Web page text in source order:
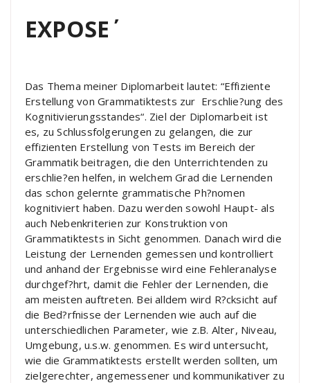
EXPOSE
Das Thema meiner Diplomarbeit lautet: “Effiziente
Erstellung von Grammatiktests zur Erschlie?ung des
Kognitivierungsstandes“. Ziel der Diplomarbeit ist
es, zu Schlussfolgerungen zu gelangen, die zur
effizienten Erstellung von Tests im Bereich der
Grammatik beitragen, die den Unterrichtenden zu
erschlie?en helfen, in welchem Grad die Lernenden
das schon gelernte grammatische Ph?nomen
kognitiviert haben. Dazu werden sowohl Haupt- als
auch Nebenkriterien zur Konstruktion von
Grammatiktests in Sicht genommen. Danach wird die
Leistung der Lernenden gemessen und kontrolliert
und anhand der Ergebnisse wird eine Fehleranalyse
durchgef?hrt, damit die Fehler der Lernenden, die
am meisten auftreten. Bei alldem wird R?cksicht auf
die Bed?rfnisse der Lernenden wie auch auf die
unterschiedlichen Parameter, wie z.B. Alter, Niveau,
Umgebung, u.s.w. genommen. Es wird untersucht,
wie die Grammatiktests erstellt werden sollten, um
zielgerechter, angemessener und kommunikativer zu